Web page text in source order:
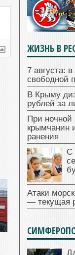
ЖИЗНЬ В
7 августа:
свободной
В Крыму
рублей за
При ночной
крымчанин
ранения
С
Атаки
— текущая